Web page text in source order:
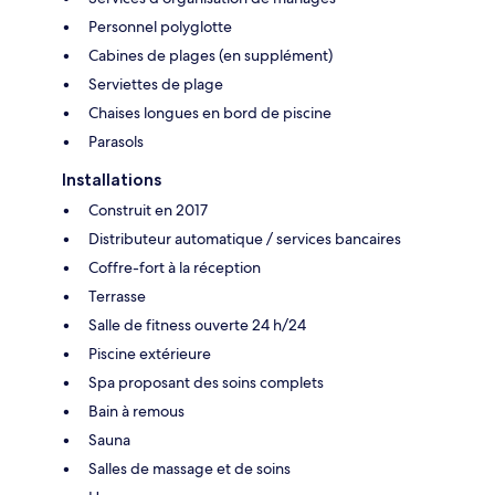
Personnel polyglotte
Cabines de plages (en supplément)
Serviettes de plage
Chaises longues en bord de piscine
Parasols
Installations
Construit en 2017
Distributeur automatique / services bancaires
Coffre-fort à la réception
Terrasse
Salle de fitness ouverte 24 h/24
Piscine extérieure
Spa proposant des soins complets
Bain à remous
Sauna
Salles de massage et de soins